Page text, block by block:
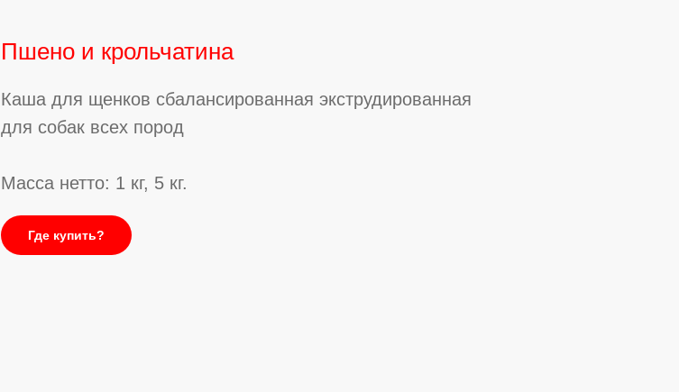
Пшено и крольчатина
Каша для щенков сбалансированная экструдированная
для собак всех пород
Масса нетто: 1 кг, 5 кг.
Где купить?